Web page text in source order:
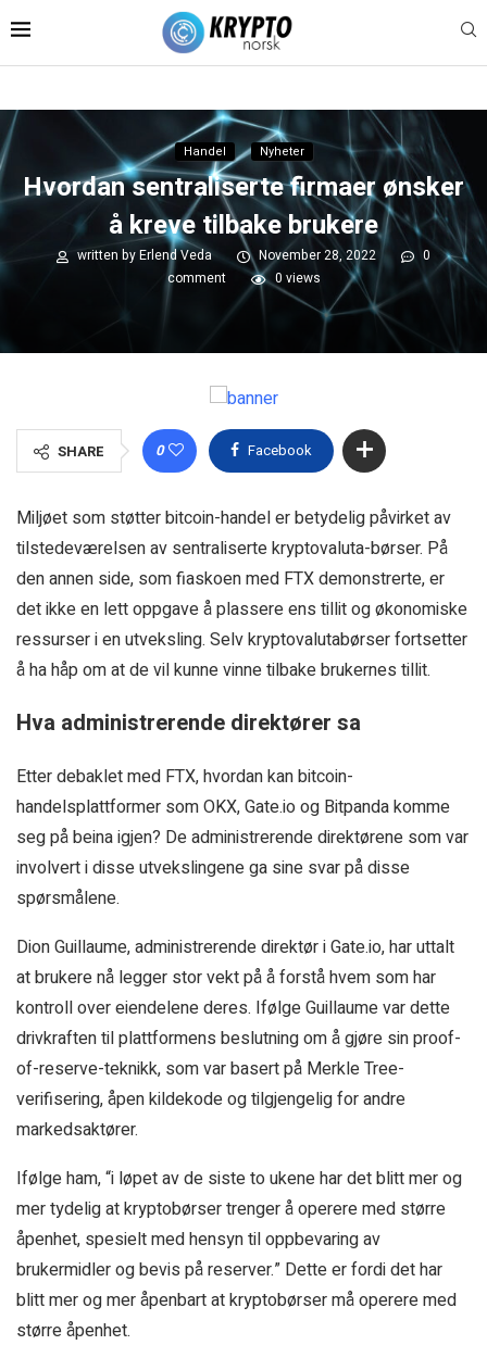
Handel Nyheter
Hvordan sentraliserte firmaer ønsker
å kreve tilbake brukere
written byErlend Veda November 28, 2022
0
comment
0 views
SHARE 0 Facebook
Miljøet som støtter bitcoin-handel er betydelig påvirket av
tilstedeværelsen av sentraliserte kryptovaluta-børser. På
den annen side, som fiaskoen med FTX demonstrerte, er
det ikke en lett oppgave å plassere ens tillit og økonomiske
ressurser i en utveksling. Selv kryptovalutabørser fortsetter
å ha håp om at de vil kunne vinne tilbake brukernes tillit.
Hva administrerende direktører sa
Etter debaklet med FTX, hvordan kan bitcoin-
handelsplattformer som OKX, Gate.io og Bitpanda komme
seg på beina igjen? De administrerende direktørene som var
involvert i disse utvekslingene ga sine svar på disse
spørsmålene.
Dion Guillaume, administrerende direktør i Gate.io, har uttalt
at brukere nå legger stor vekt på å forstå hvem som har
kontroll over eiendelene deres. Ifølge Guillaume var dette
drivkraften til plattformens beslutning om å gjøre sin proof-
of-reserve-teknikk, som var basert på Merkle Tree-
verifisering, åpen kildekode og tilgjengelig for andre
markedsaktører.
Ifølge ham, “i løpet av de siste to ukene har det blitt mer og
mer tydelig at kryptobørser trenger å operere med større
åpenhet, spesielt med hensyn til oppbevaring av
brukermidler og bevis på reserver.” Dette er fordi det har
blitt mer og mer åpenbart at kryptobørser må operere med
større åpenhet.